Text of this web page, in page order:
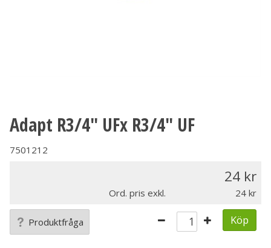
Adapt R3/4" UFx R3/4" UF
7501212
24
Ord. pris exkl. 24
Produktfråga Köp